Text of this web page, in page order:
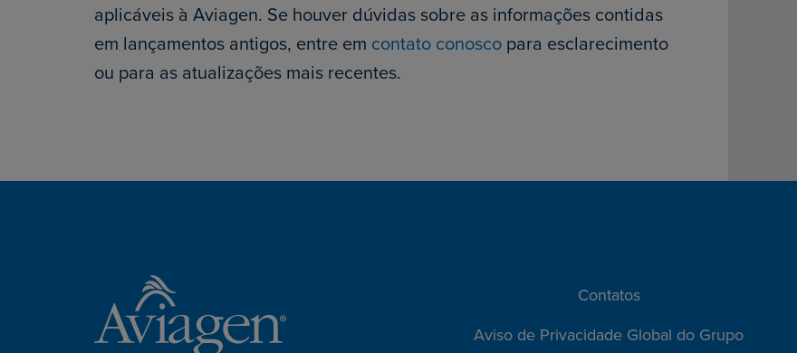
aplicáveis à Aviagen. Se houver dúvidas sobre as informações contidas
em lançamentos antigos, entre em contato conosco para esclarecimento
ou para as atualizações mais recentes.
Contatos
Aviso de Privacidade Global do Grupo